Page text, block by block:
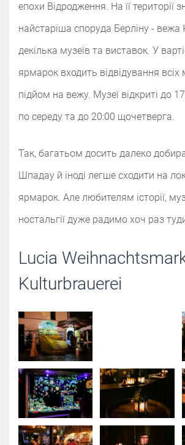
епохи Відродження. На її території
найстаріша споруда Берліну - вежа
декілька музеїв та виставок. У
ярмарок входить відвідування всіх
підйом на вежу. Музеї відкриті до
по середу та до 20:00 щочетверга.
Так, багатьом досить далеко
Шпадау й іноді легше сходити на
ярмарок. Але любителям історії,
ностальгії дуже радимо хоч раз
Lucia
Kulturbrauerei